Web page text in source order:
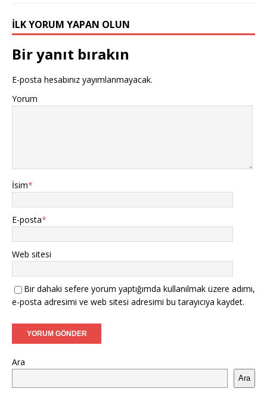
İLK YORUM YAPAN OLUN
Bir yanıt bırakın
E-posta hesabınız yayımlanmayacak.
Yorum
İsim*
E-posta*
Web sitesi
Bir dahaki sefere yorum yaptığımda kullanılmak üzere adımı,
e-posta adresimi ve web sitesi adresimi bu tarayıcıya kaydet.
Ara
Ara